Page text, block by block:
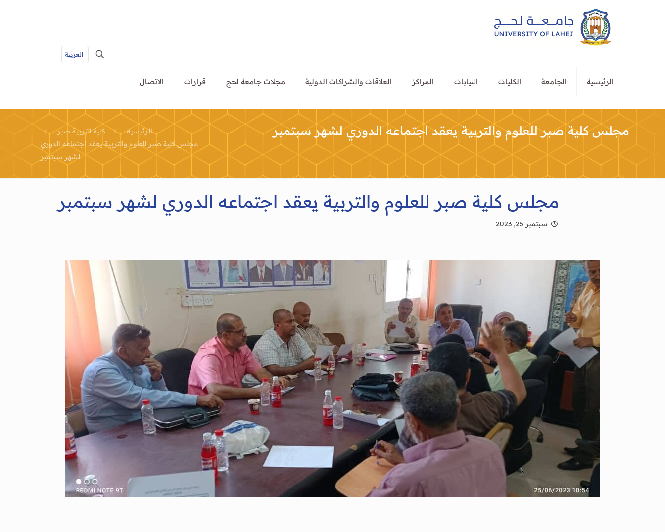
الرئيسية الجامعة الكليات النيابات المراكز العلاقات والشراكات الدولية مجلات جامعة لحج قرارات الاتصال
العربية
مجلس كلية صبر للعلوم والتربية يعقد اجتماعه الدوري لشهر سبتمبر الرئيسية
كلية التربية صبر
مجلس كلية صبر للعلوم والتربية يعقد اجتماعه الدوري
لشهر سبتمبر
مجلس كلية صبر للعلوم والتربية يعقد اجتماعه الدوري لشهر سبتمبر
سبتمبر 25, 2023